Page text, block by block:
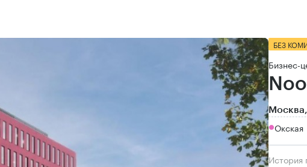
БЕЗ
Бизнес-